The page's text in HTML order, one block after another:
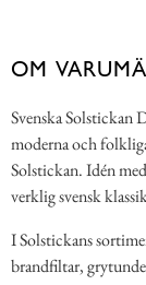
OM
Svenska Solstickan
moderna och
Solstickan. Idén
verklig svensk
I Solstickans
brandfiltar,